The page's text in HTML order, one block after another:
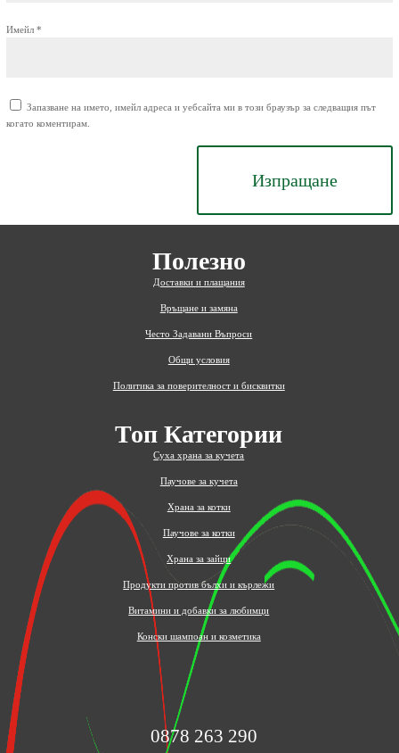
Имейл *
Запазване на името, имейл адреса и уебсайта ми в този браузър за следващия път
когато коментирам.
Изпращане
Полезно
Доставки и плащания
Връщане и замяна
Често Задавани Въпроси
Общи условия
Политика за поверителност и бисквитки
Топ Категории
Суха храна за кучета
Паучове за кучета
Храна за котки
Паучове за котки
Храна за зайци
Продукти против бълхи и кърлежи
Витамини и добавки за любимци
Конски шампоан и козметика
0878 263 290